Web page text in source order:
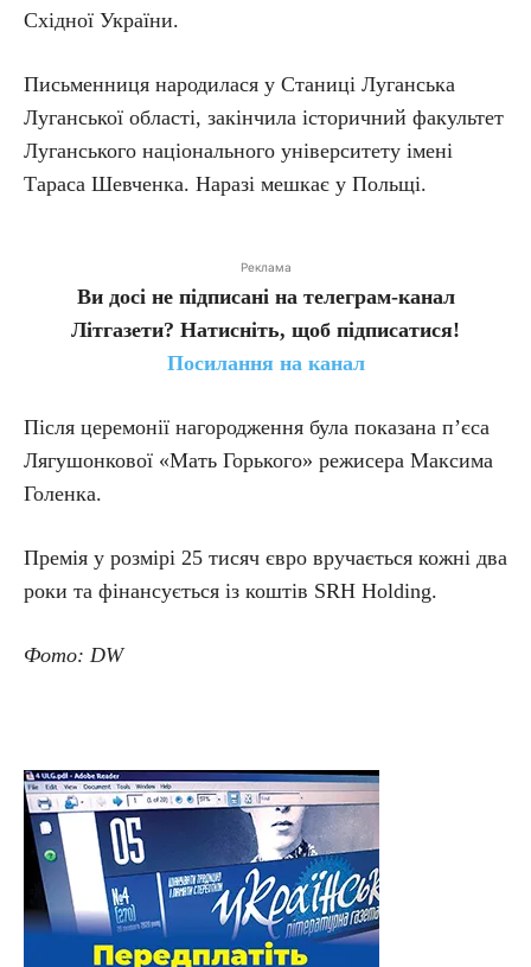
Східної України.
Письменниця народилася у Станиці Луганська
Луганської області, закінчила історичний факультет
Луганського національного університету імені
Тараса Шевченка. Наразі мешкає у Польщі.
Реклама
Ви досі не підписані на телеграм-канал
Літгазети? Натисніть, щоб підписатися!
Посилання на канал
Після церемонії нагородження була показана п’єса
Лягушонкової «Мать Горького» режисера Максима
Голенка.
Премія у розмірі 25 тисяч євро вручається кожні два
роки та фінансується із коштів SRH Holding.
Фото: DW